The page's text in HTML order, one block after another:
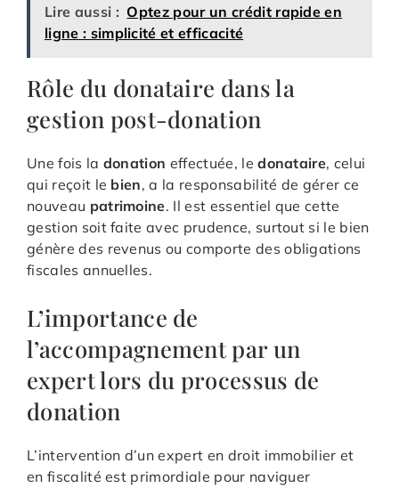
Lire aussi : Optez pour un crédit rapide en
ligne : simplicité et efficacité
Rôle du donataire dans la
gestion post-donation
Une fois la donation effectuée, ledonataire, celui
qui reçoit le bien, a la responsabilité de gérer ce
nouveau patrimoine. Il est essentiel que cette
gestion soit faite avec prudence, surtout si le bien
génère des revenus ou comporte des obligations
fiscales annuelles.
L’importance de
l’accompagnement par un
expert lors du processus de
donation
L’intervention d’un expert en droit immobilier et
en fiscalité est primordiale pour naviguer